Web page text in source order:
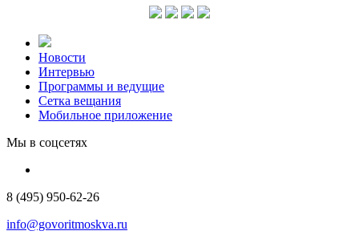
Новости
Интервью
Программы и ведущие
Сетка вещания
Мобильное приложение
Мы в соцсетях
8 (495) 950-62-26
info@govoritmoskva.ru